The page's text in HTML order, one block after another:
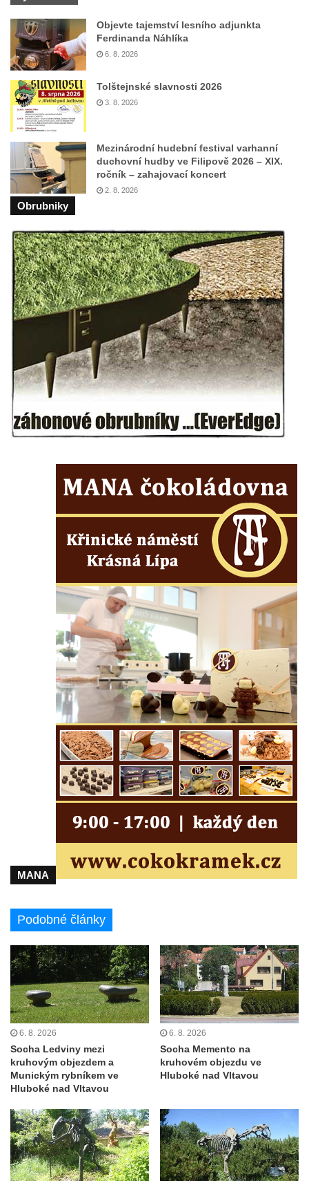
Pomník Přemysla Otakara II. v parku Na
Sadech v Českých Budějovicích
Socha Mateřství v parku Na Sadech v
Památník Otokara Mokrého v parku Na
Sadech v Českých Budějovicích
Poslední dochovaný tramvajový sloup na
Pražské třídě v Českých Budějovicích
Socha Civilizovaní na Husově třídě v
Českých Budějovicích
Socha svatého Jana Nepomuckého Na
Sadech u Mlýnské stoky v Českých
Budějovicích
Sochy brouků u Mlýnské stoky v Českých
Budějovicích
Socha svatého Vincence Ferrerského na
nádvoří kláštera dominikánů v Českých
Budějovicích
Socha svatého Zachariáše na nádvoří
kláštera dominikánů v Českých
Socha svatého Josefa na nádvoří kláštera
Socha svaté Anny na nádvoří kláštera
dominikánů v Českých Budějovicích
Budějovicích
Sousoší Kalvárie před klášterem
Českých Budějovicích
Socha svatého Václava u pramene v
Semilech
Pamětní deska Tomáše Garrigue Masaryka
na radnici v Českých Budějovicích
Pamětní deska na biskupské rezidenci v
Českých Budějovicích
Pamětní deska Josefa Hloucha na
biskupské rezidenci v Českých
Budějovicích
Socha žáby u rybníčku na Náměstí v
Pamětní kámen družebních obcí Kamenný
Újezd a Krauchthal v parku na Náměstí v
Kamenném Újezdě
Velešíně
Pomník J. V. Kamarýta v Krumlovské ulici ve
Velešíně
Pamětní deska arcibiskupa Micara ve
vstupu do poutního místa Římov
Plastika Koule v Gutenbergově ulici v
Liberci
Pamětní deska Vojtěcha Kocmicha na
domě čp. 37 v ulici Betlém v Římově
Pomník na paměť zrušení roboty v Plavu
Socha vodníka v Plavu
Socha svatého Jana Nepomuckého v
Třebušíně
Pamětní deska Johanna Nepomuka
Objevte tajemství lesního adjunkta
Ferdinanda Náhlíka
6. 8. 2026
Tolštejnské slavnosti 2026
3. 8. 2026
Mezinárodní hudební festival varhanní
duchovní hudby ve Filipově 2026 – XIX.
ročník – zahajovací koncert
2. 8. 2026
Obrubniky
MANA
Podobné články
6. 8. 2026
Socha Ledviny mezi
kruhovým objezdem a
Munickým rybníkem ve
Hluboké nad Vltavou
6. 8. 2026
Socha Memento na
kruhovém objezdu ve
Hluboké nad Vltavou